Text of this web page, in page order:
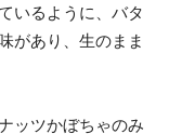
いるように、バタ
があり、生のまま
ッツかぼちゃのみ